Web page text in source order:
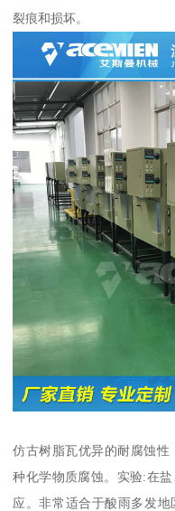
裂痕和损坏。
仿古树脂瓦优异的耐腐蚀
种化学物质腐蚀。实验:在
应。非常适合于酸雨多发